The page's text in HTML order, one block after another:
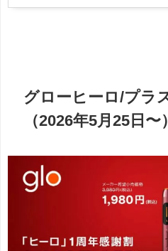
グローヒーロ/プラ
（2026年5月25日〜）